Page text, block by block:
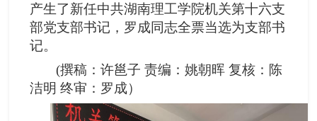
产生了新任中共湖南理工学院机关第十六支
部党支部书记，罗成同志全票当选为支部书
记。
(撰稿：许邕子 责编：姚朝晖 复核：陈
洁明 终审：罗成）